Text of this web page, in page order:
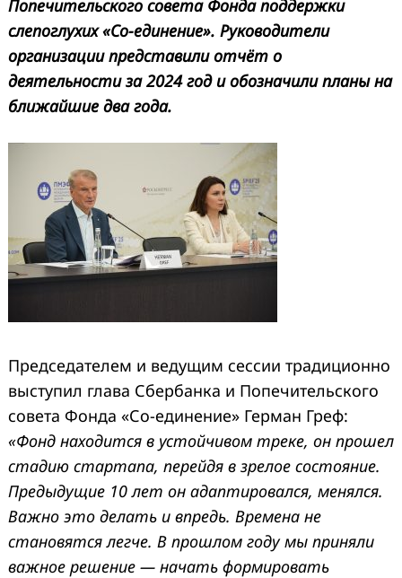
Попечительского совета Фонда поддержки
слепоглухих «Со-единение». Руководители
организации представили отчёт о
деятельности за 2024 год и обозначили планы на
ближайшие два года.
Председателем и ведущим сессии традиционно
выступил глава Сбербанка и Попечительского
совета Фонда «Со-единение» Герман Греф:
«Фонд находится в устойчивом треке, он прошел
стадию стартапа, перейдя в зрелое состояние.
Предыдущие 10 лет он адаптировался, менялся.
Важно это делать и впредь. Времена не
становятся легче. В прошлом году мы приняли
важное решение — начать формировать